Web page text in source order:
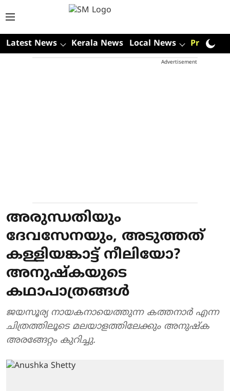
Latest News Kerala News Local News Premium
Advertisement
അരുന്ധതിയും
ദേവസേനയും, അടുത്തത്
കള്ളിയങ്കാട്ട് നീലിയോ?
അനുഷ്കയുടെ
കഥാപാത്രങ്ങൾ
ജയസൂര്യ നായകനായെത്തുന്ന കത്തനാർ എന്ന
ചിത്രത്തിലൂടെ മലയാളത്തിലേക്കും അനുഷ്ക
അരങ്ങേറ്റം കുറിച്ചു.